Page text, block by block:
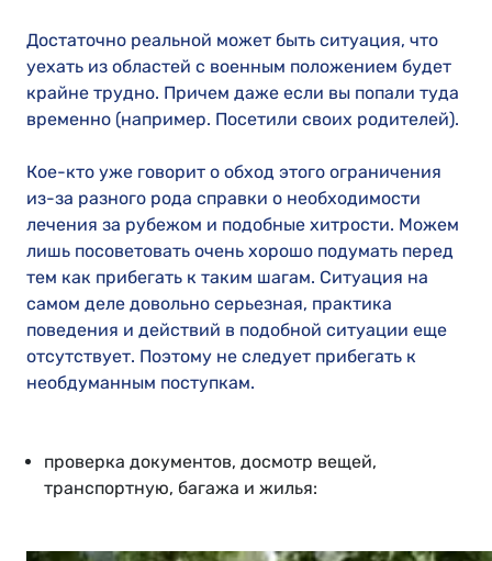
Достаточно реальной может быть ситуация, что
уехать из областей с военным положением будет
крайне трудно. Причем даже если вы попали туда
временно (например. Посетили своих родителей).
Кое-кто уже говорит о обход этого ограничения
из-за разного рода справки о необходимости
лечения за рубежом и подобные хитрости. Можем
лишь посоветовать очень хорошо подумать перед
тем как прибегать к таким шагам. Ситуация на
самом деле довольно серьезная, практика
поведения и действий в подобной ситуации еще
отсутствует. Поэтому не следует прибегать к
необдуманным поступкам.
проверка документов, досмотр вещей,
транспортную, багажа и жилья: